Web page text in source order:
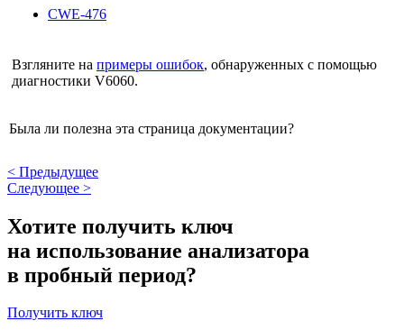
CWE-476
Взгляните на примеры ошибок, обнаруженных с помощью
диагностики V6060.
Была ли полезна эта страница документации?
< Предыдущее
Следующее >
Хотите получить ключ
на использование анализатора
в пробный период?
Получить ключ